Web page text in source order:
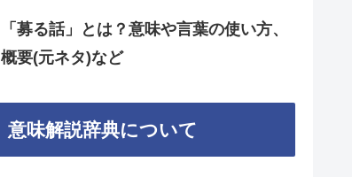
「募る話」とは？意味や言葉の使い方、
概要(元ネタ)など
意味解説辞典について